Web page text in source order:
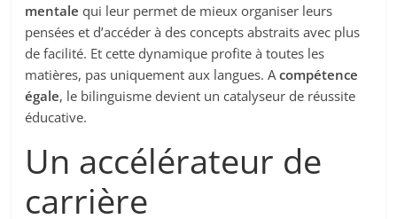
mentale qui leur permet de mieux organiser leurs
pensées et d’accéder à des concepts abstraits avec plus
de facilité. Et cette dynamique profite à toutes les
matières, pas uniquement aux langues. Acompétence
égale, le bilinguisme devient un catalyseur de réussite
éducative.
Un accélérateur de
carrière